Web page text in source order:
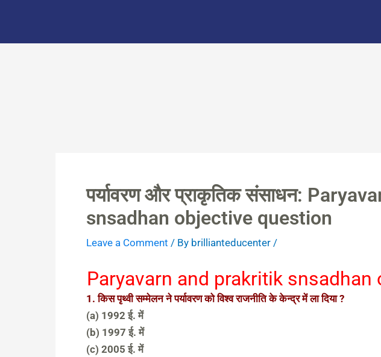
content
पर्यावरण और प्राकृतिक संसाधन:
snsadhan objective question
Leave a Comment / By brillianteducenter /
Paryavarn and prakritik
1. किस पृथ्वी सम्मेलन ने पर्यावरण को विश्व राजनीति के केन्द्र में ला दिया ?
(a) 1992 ई. में
(b) 1997 ई. में
(c) 2005 ई. में